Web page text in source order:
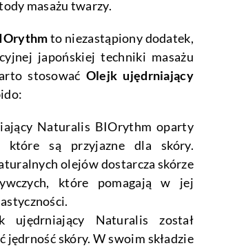
masażu twarzy.
to niezastąpiony dodatek,
japońskiej techniki masażu
stosować Olejk ujędrniający
Naturalis BIOrythm oparty
które są przyjazne dla skóry.
olejów dostarcza skórze
które pomagają w jej
ujędrniający Naturalis został
skóry. W swoim składzie